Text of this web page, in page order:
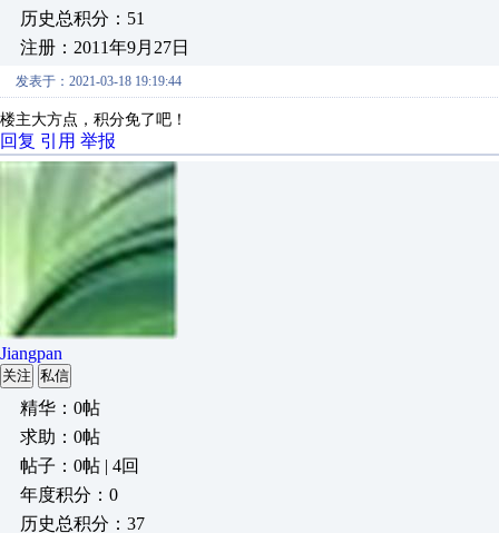
历史总积分：51
注册：2011年9月27日
发表于：2021-03-18 19:19:44
楼主大方点，积分免了吧！
回复 引用 举报
Jiangpan
关注 私信
精华：0帖
求助：0帖
帖子：0帖 | 4回
年度积分：0
历史总积分：37